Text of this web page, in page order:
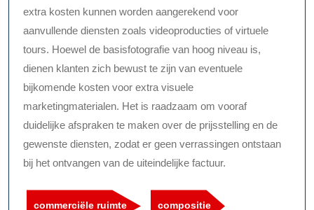
extra kosten kunnen worden aangerekend voor
aanvullende diensten zoals videoproducties of virtuele
tours. Hoewel de basisfotografie van hoog niveau is,
dienen klanten zich bewust te zijn van eventuele
bijkomende kosten voor extra visuele
marketingmaterialen. Het is raadzaam om vooraf
duidelijke afspraken te maken over de prijsstelling en de
gewenste diensten, zodat er geen verrassingen ontstaan
bij het ontvangen van de uiteindelijke factuur.
commerciële ruimte compositie